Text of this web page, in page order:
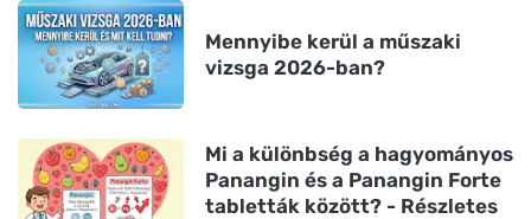
Mennyibe kerül a műszaki
vizsga 2026-ban?
Mi a különbség a hagyományos
Panangin és a Panangin Forte
tabletták között? - Részletes